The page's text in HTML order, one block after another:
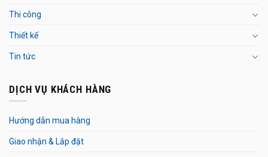
Thi công
Thiết kế
Tin tức
DỊCH VỤ KHÁCH HÀNG
Hướng dẫn mua hàng
Giao nhận & Lắp đặt